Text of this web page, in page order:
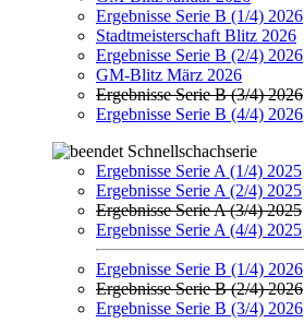
Ergebnisse Serie B (1/4) 2026
Stadtmeisterschaft Blitz 2026
Ergebnisse Serie B (2/4) 2026
GM-Blitz März 2026
Ergebnisse Serie B (3/4) 2026
Ergebnisse Serie B (4/4) 2026
Schnellschachserie
Ergebnisse Serie A (1/4) 2025
Ergebnisse Serie A (2/4) 2025
Ergebnisse Serie A (3/4) 2025
Ergebnisse Serie A (4/4) 2025
Ergebnisse Serie B (1/4) 2026
Ergebnisse Serie B (2/4) 2026
Ergebnisse Serie B (3/4) 2026